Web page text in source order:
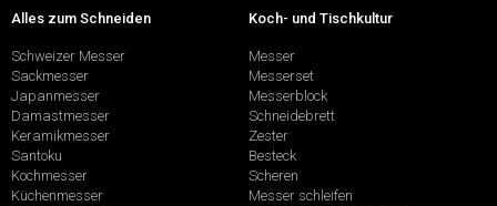
Alles zum Schneiden
Schweizer Messer
Sackmesser
Japanmesser
Damastmesser
Keramikmesser
Santoku
Kochmesser
Küchenmesser
Koch- und Tischkultur
Messer
Messerset
Messerblock
Schneidebrett
Zester
Besteck
Scheren
Messer schleifen